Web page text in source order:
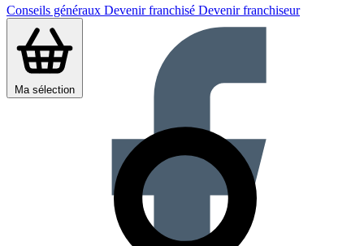
Conseils généraux Devenir franchisé Devenir franchiseur
Ma sélection